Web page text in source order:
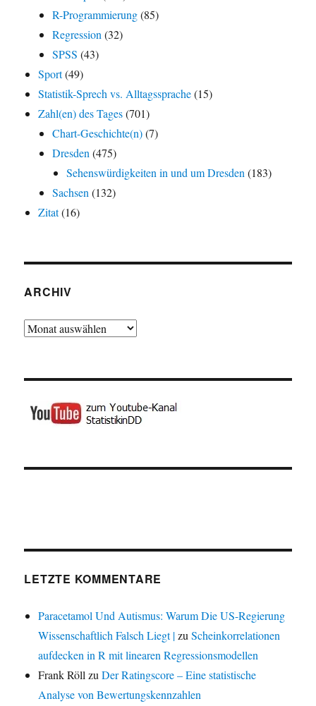
R-Programmierung(85)
Regression(32)
SPSS (43)
Sport(49)
Statistik-Sprech vs. Alltagssprache(15)
Zahl(en) des Tages(701)
Chart-Geschichte(n)(7)
Dresden(475)
Sehenswürdigkeiten in und um Dresden(183)
Sachsen(132)
Zitat(16)
ARCHIV
Archiv
LETZTE KOMMENTARE
Paracetamol Und Autismus: Warum Die US-Regierung
Wissenschaftlich Falsch Liegt |zuScheinkorrelationen
aufdecken in R mit linearen Regressionsmodellen
Frank RöllzuDer Ratingscore – Eine statistische
Analyse von Bewertungskennzahlen